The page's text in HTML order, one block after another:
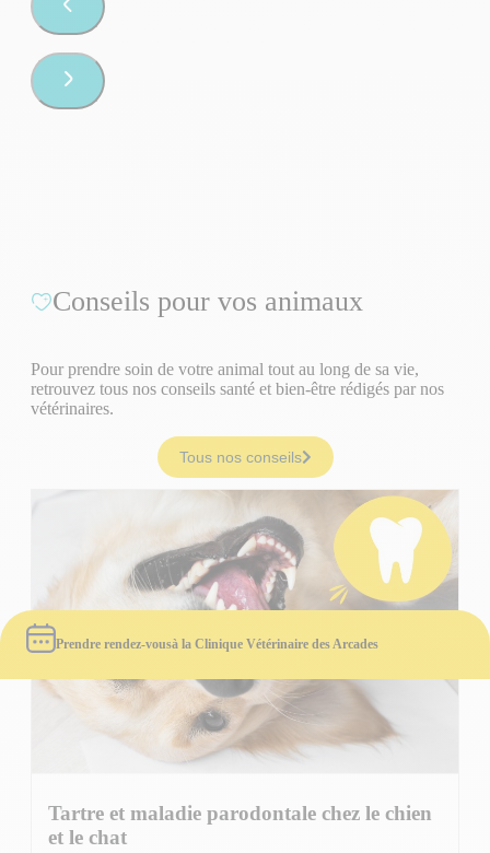
Prendre rendez-vousà la Clinique Vétérinaire des Arcades
Conseils pour vos animaux
Pour prendre soin de votre animal tout au long de sa vie,
retrouvez tous nos conseils santé et bien-être rédigés par nos
vétérinaires.
Tous nos conseils
Tartre et maladie parodontale chez le chien
et le chat